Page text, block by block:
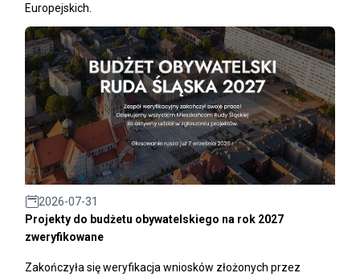
Europejskich.
2026-07-31
Projekty do budżetu obywatelskiego na rok 2027
zweryfikowane
Zakończyła się weryfikacja wniosków złożonych przez